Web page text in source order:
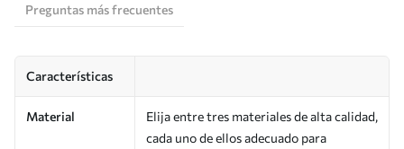
Preguntas más frecuentes
Características
Material
Elija entre tres materiales de alta calidad,
cada uno de ellos adecuado para